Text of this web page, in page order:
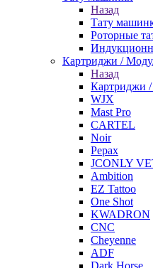
Назад
Тату
Роторные
Картриджи /
Назад
Картриджи
WJX
Mast Pro
CARTEL
Noir
Pepax
JCONLY
Ambition
EZ Tattoo
One Shot
KWADRON
CNC
Cheyenne
ADF
Dark Horse